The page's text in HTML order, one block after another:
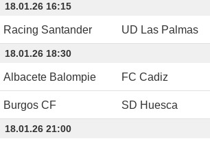
18.01.26 16:15
Racing Santander UD Las Palmas
18.01.26 18:30
Albacete Balompie FC Cadiz
Burgos CF SD Huesca
18.01.26 21:00